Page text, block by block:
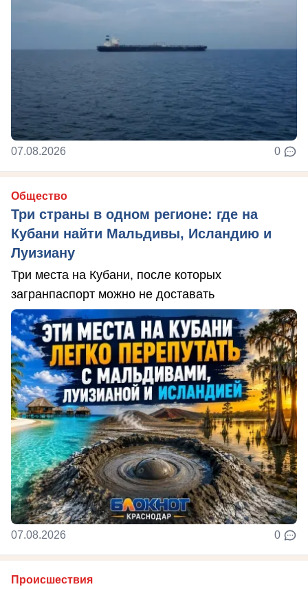
07.08.2026 0
Общество
Три страны в одном регионе: где на
Кубани найти Мальдивы, Исландию и
Луизиану
Три места на Кубани, после которых
загранпаспорт можно не доставать
07.08.2026 0
Происшествия